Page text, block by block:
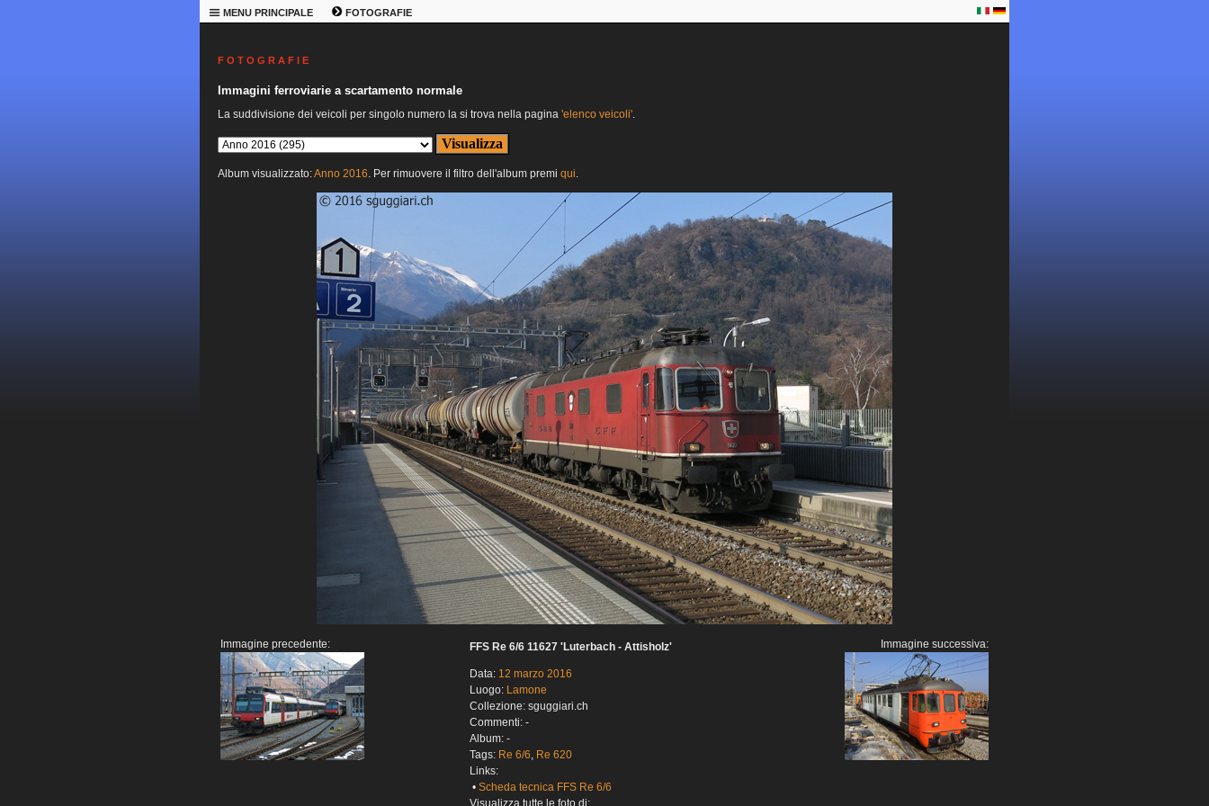
MENU PRINCIPALE FOTOGRAFIE
F O T O G R A F I E
Immagini ferroviarie a scartamento normale
La suddivisione dei veicoli per singolo numero la si trova nella pagina 'elenco veicoli'.
Album visualizzato:Anno 2016. Per rimuovere il filtro dell'album premi qui.
Immagine precedente: FFS Re 6/6 11627 'Luterbach - Attisholz'
Data: 12 marzo 2016
Luogo: Lamone
Collezione: sguggiari.ch
Commenti: -
Album: -
Tags: Re 6/6, Re 620
Links:
• Scheda tecnica FFS Re 6/6
Immagine successiva: